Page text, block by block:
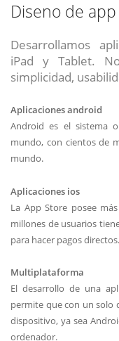
Diseno de
Desarrollamos
iPad y Tablet.
simplicidad,
Aplicaciones android
Android es el sistema
mundo, con cientos de
mundo.
Aplicaciones ios
La App Store posee
millones de usuarios
para hacer pagos directos.
Multiplataforma
El desarrollo de una
permite que con un solo
dispositivo, ya sea
ordenador.